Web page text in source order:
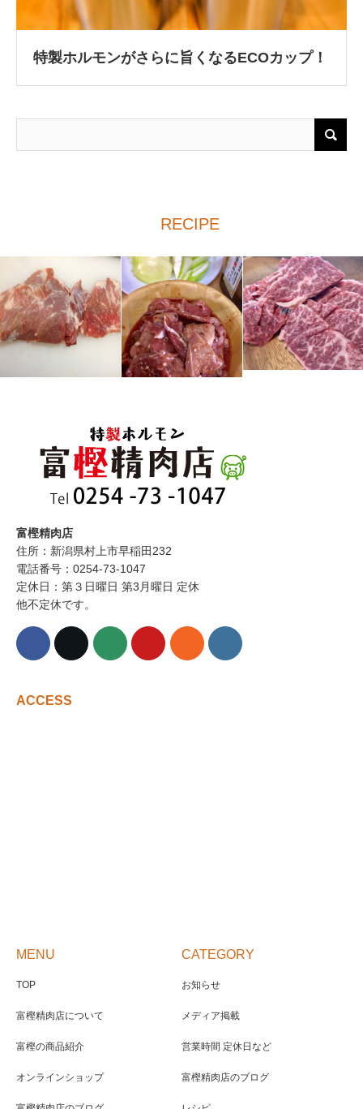
特製ホルモンがさらに旨くなるECOカップ！
RECIPE
富樫精肉店
住所：新潟県村上市早稲田232
電話番号：0254-73-1047
定休日：第３日曜日 第3月曜日 定休
他不定休です。
ACCESS
MENU
TOP
富樫精肉店について
富樫の商品紹介
オンラインショップ
CATEGORY
お知らせ
メディア掲載
営業時間 定休日など
富樫精肉店のブログ